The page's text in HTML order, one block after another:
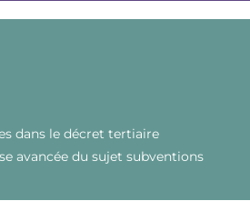
dans le décret tertiaire
avancée du sujet subventions